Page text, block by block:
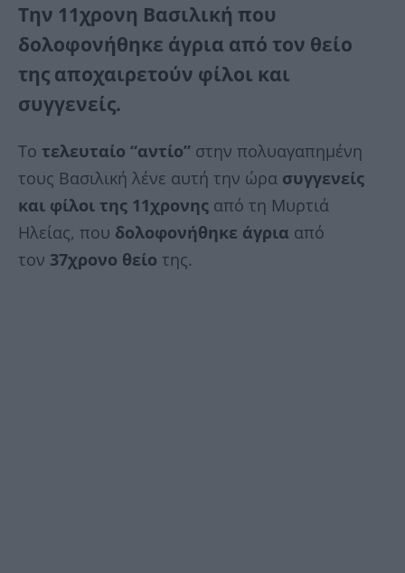
Την 11χρονη Βασιλική που
δολοφονήθηκε άγρια από τον θείο
της αποχαιρετούν φίλοι και
συγγενείς.
Το τελευταίο “αντίο” στην πολυαγαπημένη
τους Βασιλική λένε αυτή την ώρα συγγενείς
και φίλοι της 11χρονης από τη Μυρτιά
Ηλείας, που δολοφονήθηκε άγρια από
τον 37χρονο θείο της.